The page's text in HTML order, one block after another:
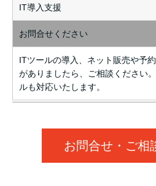
IT導入支援
お問合せください
ITツールの導入、ネット販売や予
がありましたら、ご相談ください
ルも対応いたします。
お問合せ・ご相